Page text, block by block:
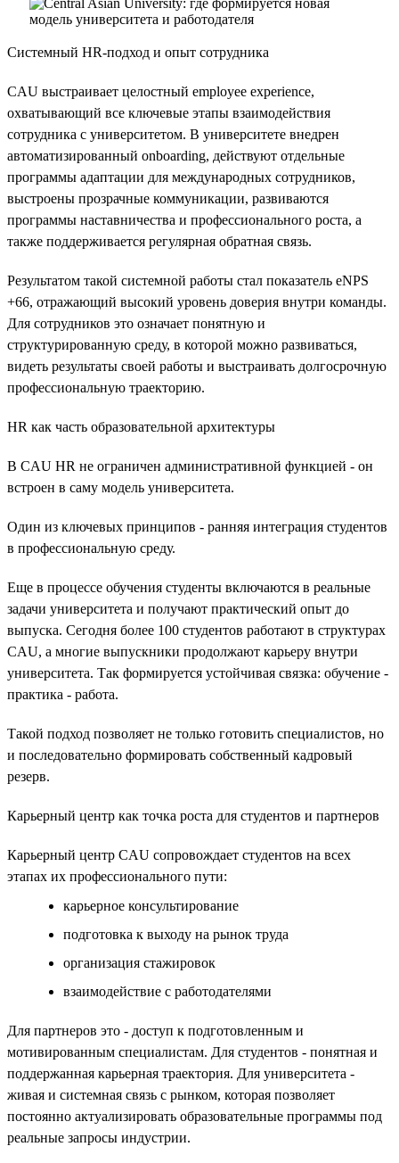
Системный HR-подход и опыт сотрудника
CAU выстраивает целостный employee experience,
охватывающий все ключевые этапы взаимодействия
сотрудника с университетом. В университете внедрен
автоматизированный onboarding, действуют отдельные
программы адаптации для международных сотрудников,
выстроены прозрачные коммуникации, развиваются
программы наставничества и профессионального роста, а
также поддерживается регулярная обратная связь.
Результатом такой системной работы стал показатель eNPS
+66, отражающий высокий уровень доверия внутри команды.
Для сотрудников это означает понятную и
структурированную среду, в которой можно развиваться,
видеть результаты своей работы и выстраивать долгосрочную
профессиональную траекторию.
HR как часть образовательной архитектуры
В CAU HR не ограничен административной функцией - он
встроен в саму модель университета.
Один из ключевых принципов - ранняя интеграция студентов
в профессиональную среду.
Еще в процессе обучения студенты включаются в реальные
задачи университета и получают практический опыт до
выпуска. Сегодня более 100 студентов работают в структурах
CAU, а многие выпускники продолжают карьеру внутри
университета. Так формируется устойчивая связка: обучение -
практика - работа.
Такой подход позволяет не только готовить специалистов, но
и последовательно формировать собственный кадровый
резерв.
Карьерный центр как точка роста для студентов и партнеров
Карьерный центр CAU сопровождает студентов на всех
этапах их профессионального пути:
карьерное консультирование
подготовка к выходу на рынок труда
организация стажировок
взаимодействие с работодателями
Для партнеров это - доступ к подготовленным и
мотивированным специалистам. Для студентов - понятная и
поддержанная карьерная траектория. Для университета -
живая и системная связь с рынком, которая позволяет
постоянно актуализировать образовательные программы под
реальные запросы индустрии.